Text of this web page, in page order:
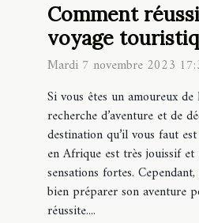
Comment
voyage
Afrique ?
Mardi 7 novembre 2023
Si vous êtes un amoureux
recherche d’aventure et de
destination qu’il vous faut
en Afrique est très jouissif et
sensations fortes.
bien préparer son aventure
réussite....